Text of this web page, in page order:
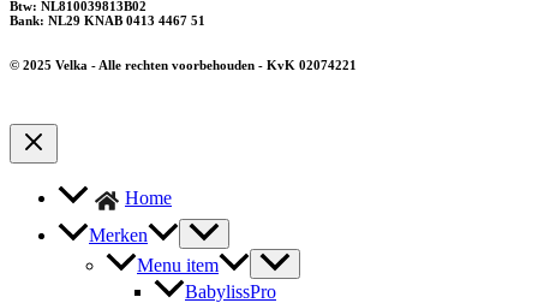
Btw: NL810039813B02
Bank: NL29 KNAB 0413 4467 51
© 2025 Velka - Alle rechten voorbehouden - KvK 02074221
Home
Merken
Menu item
BabylissPro